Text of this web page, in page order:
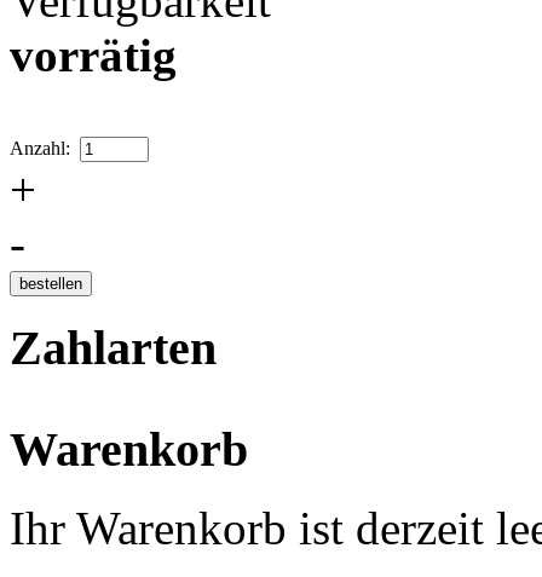
vorrätig
Anzahl:
+
-
Zahlarten
Warenkorb
Ihr Warenkorb ist derzeit